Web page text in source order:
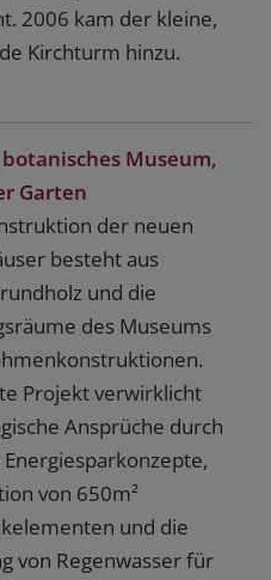
2006 kam der kleine,
Kirchturm hinzu.
Museum,
Garten
der neuen
besteht aus
und die
des Museums
Projekt verwirklicht
Ansprüche durch
von 650m²
und die
von Regenwasser für